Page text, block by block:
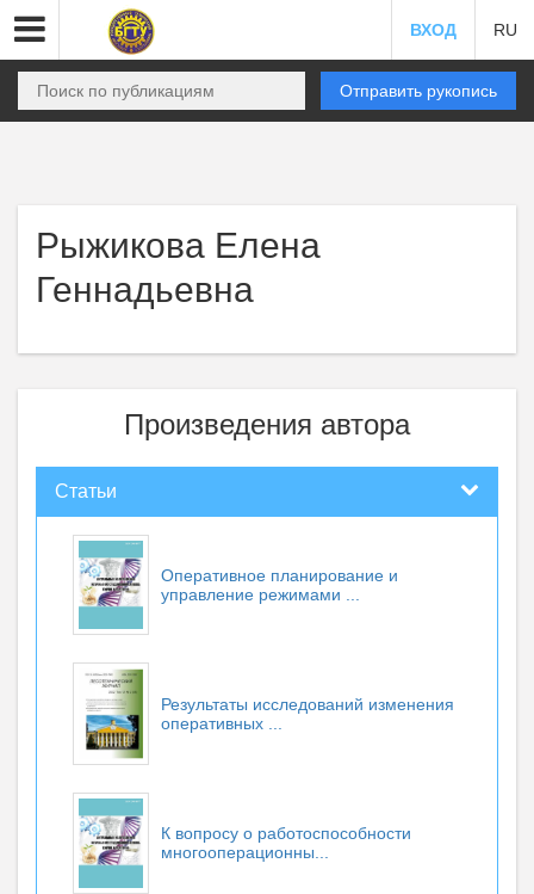
ВХОД RU
Отправить рукопись
Рыжикова Елена
Геннадьевна
Произведения автора
Статьи
Оперативное планирование и
управление режимами ...
Результаты исследований изменения
оперативных ...
К вопросу о работоспособности
многооперационны...